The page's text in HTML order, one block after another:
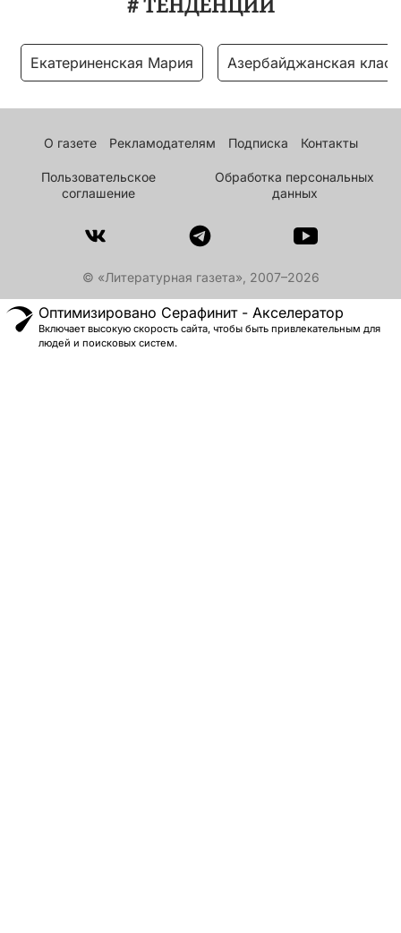
# ТЕНДЕНЦИИ
Екатериненская Мария Азербайджанская
О газете Рекламодателям Подписка Контакты
Пользовательское
соглашение
Обработка персональных
данных
© «Литературная газета», 2007–2026
Оптимизировано Серафинит - Акселератор
Включает высокую скорость сайта, чтобы быть привлекательным для
людей и поисковых систем.